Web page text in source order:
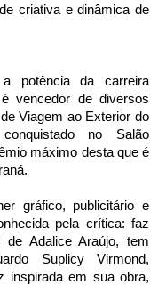
criativa e dinâmica de
potência da carreira
vencedor de diversos
Viagem ao Exterior do
no Salão
máximo desta que é
gráfico, publicitário e
pela crítica: faz
Adalice Araújo, tem
Suplicy Virmond,
inspirada em sua obra,